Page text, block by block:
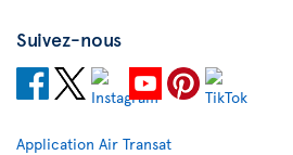
Suivez-nous
Application Air Transat